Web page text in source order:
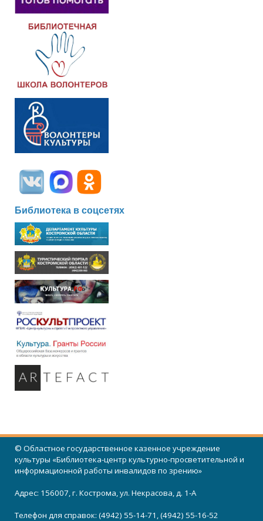
Библиотека в соцсетях
© Областное государственное казенное учреждение
культуры «Библиотека-центр культурно-просветительной и
информационной работы инвалидов по зрению»
Адрес: 156007, г. Кострома, ул. Некрасова, д. 1-А
Телефон для справок: (4942) 55-14-71, (4942) 55-16-52